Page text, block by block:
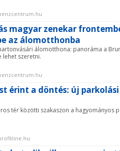
magyar zenekar
az álomotthonba
álomotthona: panoráma a
lehet szeretni.
érint a döntés: új
tér közötti szakaszon a hagyományos